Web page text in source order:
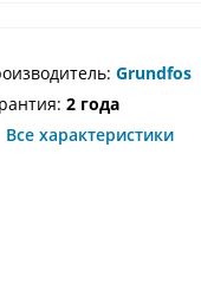
Grundfos
2 года
Все характеристики